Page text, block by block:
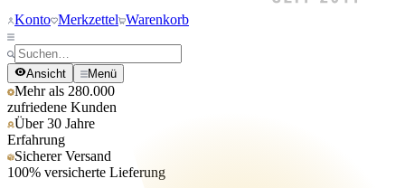
Konto Merkzettel Warenkorb
Ansicht Menü
Mehr als 280.000
zufriedene Kunden
Über 30 Jahre
Erfahrung
Sicherer Versand
100% versicherte Lieferung